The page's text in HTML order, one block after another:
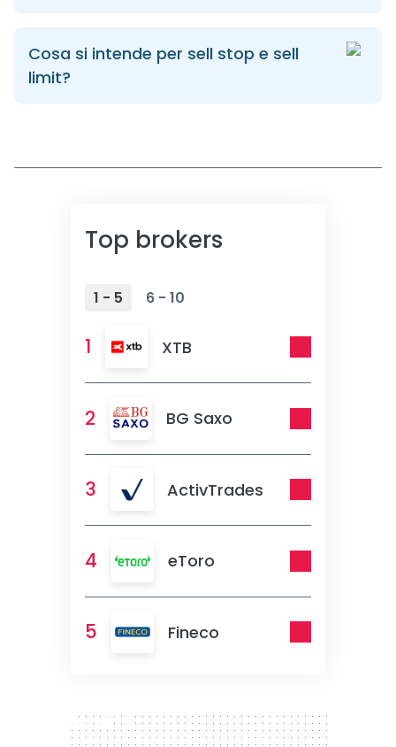
Cosa si intende per sell stop e sell
limit?
Top brokers
1 - 5 6 - 10
1 XTB
2 BG Saxo
3 ActivTrades
4 eToro
5 Fineco
300 x 250